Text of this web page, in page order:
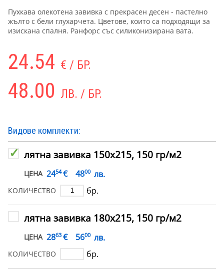
Пухкава олекотена завивка с прекрасен десен - пастелно
жълто с бели глухарчета. Цветове, които са подходящи за
изискана спалня. Ранфорс със силиконизирана вата.
24.54 € / БР.
48.00 ЛВ. / БР.
Видове комплекти:
лятна завивка 150х215, 150 гр/м2
ЦЕНА 2454 € 4800 лв.
КОЛИЧЕСТВО бр.
лятна завивка 180х215, 150 гр/м2
ЦЕНА 2863 € 5600 лв.
КОЛИЧЕСТВО бр.